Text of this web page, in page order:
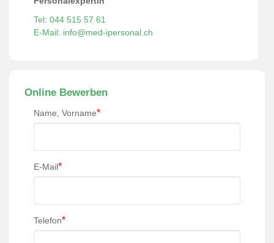
Tel: 044 515 57 61
E-Mail: info@med-ipersonal.ch
Online Bewerben
Name, Vorname*
E-Mail*
Telefon*